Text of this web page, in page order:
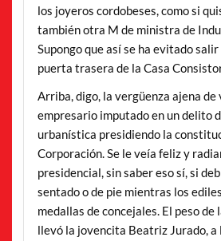
los joyeros cordobeses, como si
también otra M de ministra de
Supongo que así se ha evitado
puerta trasera de la Casa
Arriba, digo, la vergüenza ajena de
empresario imputado en un delito
urbanística presidiendo la
Corporación. Se le veía feliz y
presidencial, sin saber eso sí, si
sentado o de pie mientras los
medallas de concejales. El peso de
llevó la jovencita Beatriz Jurado, a